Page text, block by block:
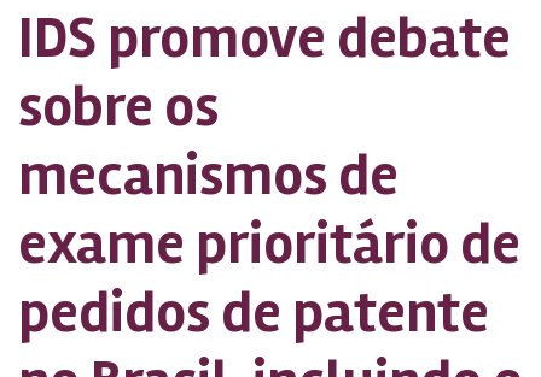
IDS promove debate
sobre os
mecanismos de
exame prioritário de
pedidos de patente